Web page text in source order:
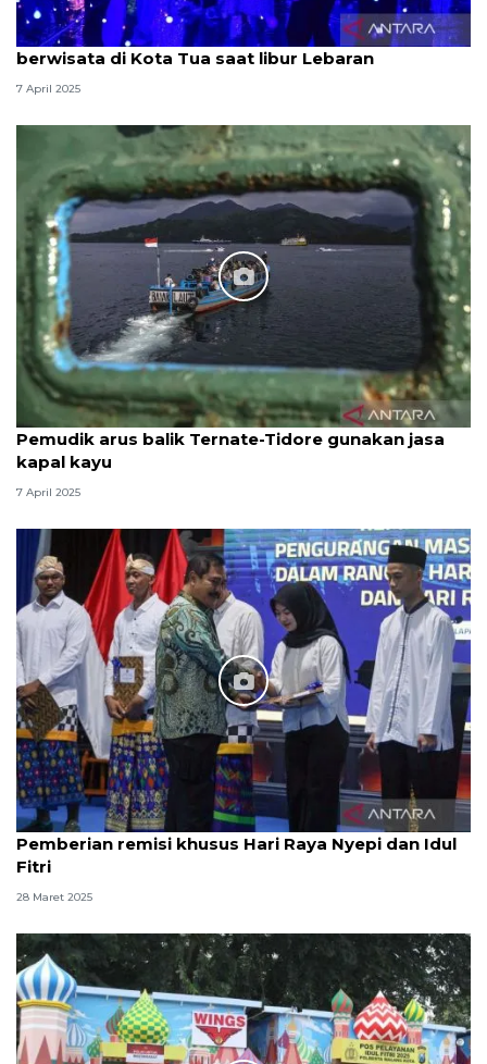
berwisata di Kota Tua saat libur Lebaran
7 April 2025
Pemudik arus balik Ternate-Tidore gunakan jasa
kapal kayu
7 April 2025
Pemberian remisi khusus Hari Raya Nyepi dan Idul
Fitri
28 Maret 2025